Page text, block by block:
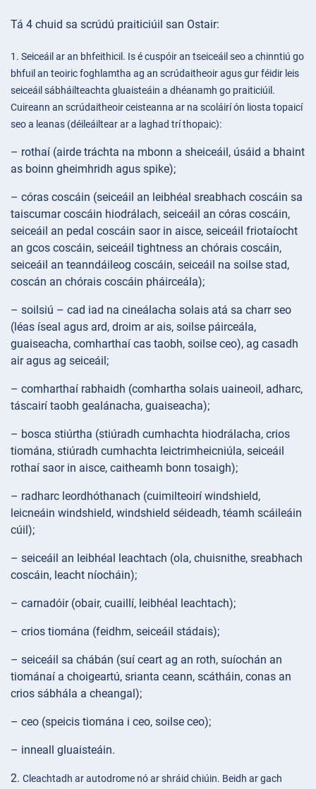
Tá 4 chuid sa scrúdú praiticiúil san Ostair:
1. Seiceáil ar an bhfeithicil. Is é cuspóir an tseiceáil seo a chinntiú go
bhfuil an teoiric foghlamtha ag an scrúdaitheoir agus gur féidir leis
seiceáil sábháilteachta gluaisteáin a dhéanamh go praiticiúil.
Cuireann an scrúdaitheoir ceisteanna ar na scoláirí ón liosta topaicí
seo a leanas (déileáiltear ar a laghad trí thopaic):
– rothaí (airde tráchta na mbonn a sheiceáil, úsáid a bhaint
as boinn gheimhridh agus spike);
– córas coscáin (seiceáil an leibhéal sreabhach coscáin sa
taiscumar coscáin hiodrálach, seiceáil an córas coscáin,
seiceáil an pedal coscáin saor in aisce, seiceáil friotaíocht
an gcos coscáin, seiceáil tightness an chórais coscáin,
seiceáil an teanndáileog coscáin, seiceáil na soilse stad,
coscán an chórais coscáin pháirceála);
– soilsiú – cad iad na cineálacha solais atá sa charr seo
(léas íseal agus ard, droim ar ais, soilse páirceála,
guaiseacha, comharthaí cas taobh, soilse ceo), ag casadh
air agus ag seiceáil;
– comharthaí rabhaidh (comhartha solais uaineoil, adharc,
táscairí taobh gealánacha, guaiseacha);
– bosca stiúrtha (stiúradh cumhachta hiodrálacha, crios
tiomána, stiúradh cumhachta leictrimheicniúla, seiceáil
rothaí saor in aisce, caitheamh bonn tosaigh);
– radharc leordhóthanach (cuimilteoirí windshield,
leicneáin windshield, windshield séideadh, téamh scáileáin
cúil);
– seiceáil an leibhéal leachtach (ola, chuisnithe, sreabhach
coscáin, leacht níocháin);
– carnadóir (obair, cuaillí, leibhéal leachtach);
– crios tiomána (feidhm, seiceáil stádais);
– seiceáil sa chábán (suí ceart ag an roth, suíochán an
tiománaí a choigeartú, srianta ceann, scátháin, conas an
crios sábhála a cheangal);
– ceo (speicis tiomána i ceo, soilse ceo);
– inneall gluaisteáin.
2. Cleachtadh ar autodrome nó ar shráid chiúin. Beidh ar gach